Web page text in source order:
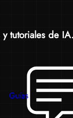
y tutoriales de
Guías